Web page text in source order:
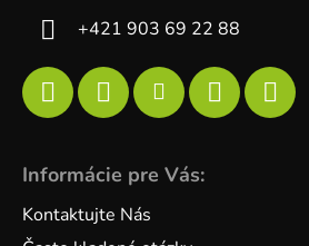
+421 903 69 22 88
Informácie pre Vás:
Kontaktujte Nás